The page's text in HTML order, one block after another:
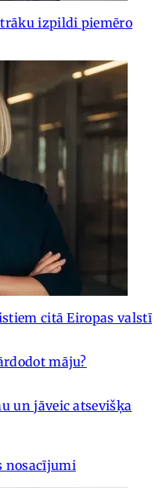
izpildi piemēro
citā Eiropas valstī
māju?
un jāveic atsevišķa
nosacījumi